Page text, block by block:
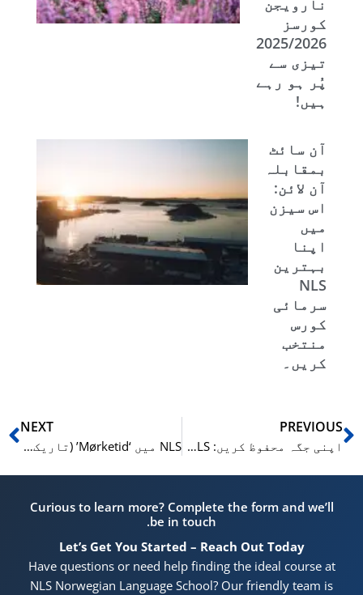
نارویجن
کورسز
2025/2026
تیزی سے
پُر ہو رہے
ہیں!
آن سائٹ
بمقابلہ
آن لائن:
اس سیزن
میں
اپنا
بہترین
NLS
سرمائی
کورس
منتخب
کریں۔
Prev
PREVIOUS
اپنی جگہ محفوظ کریں: NLS اوسلو کے سرمائی نارویجن کورسز 2025/2026 تیزی سے پُر ہو رہے ہیں!
NEXT
NLS میں ‘Mørketid’ (تاریک وقت) کو اپنا سب سے نتیجہ خیز سیزن بنائیں۔
Curious to learn more? Complete the form and we’ll
be in touch.
Let’s Get You Started – Reach Out Today
Have questions or need help finding the ideal course at
NLS Norwegian Language School? Our friendly team is